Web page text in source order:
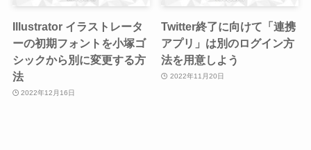
Illustrator イラストレータ
ーの初期フォントを小塚ゴ
シックから別に変更する方
法
2022年12月16日
Twitter終了に向けて「連携
アプリ」は別のログイン方
法を用意しよう
2022年11月20日